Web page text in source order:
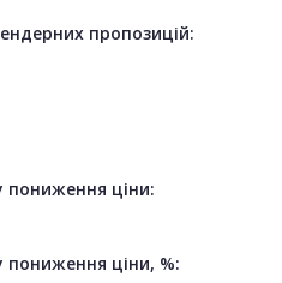
пропозицій:
пониження ціни:
пониження ціни, %: